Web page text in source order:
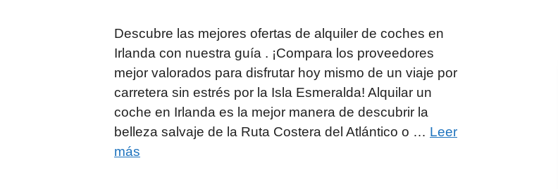
Descubre las mejores ofertas de alquiler de coches en
Irlanda con nuestra guía . ¡Compara los proveedores
mejor valorados para disfrutar hoy mismo de un viaje por
carretera sin estrés por la Isla Esmeralda! Alquilar un
coche en Irlanda es la mejor manera de descubrir la
belleza salvaje de la Ruta Costera del Atlántico o … Leer
más